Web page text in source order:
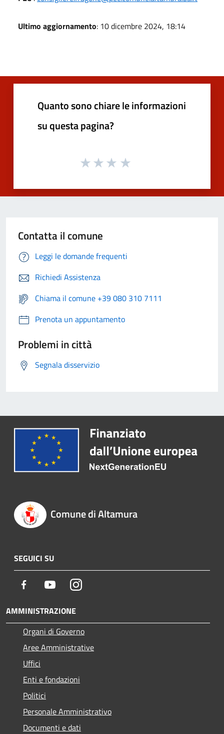
Ultimo aggiornamento: 10 dicembre 2024, 18:14
Quanto sono chiare le informazioni
su questa pagina?
Contatta il comune
Leggi le domande frequenti
Richiedi Assistenza
Chiama il comune +39 080 310 7111
Prenota un appuntamento
Problemi in città
Segnala disservizio
Comune di Altamura
SEGUICI SU
Facebook YoutubeInstagram
AMMINISTRAZIONE
Organi di Governo
Aree Amministrative
Uffici
Enti e fondazioni
Politici
Personale Amministrativo
Documenti e dati